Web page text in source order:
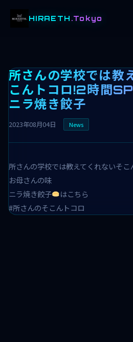
HIRAETH .Tokyo
所さんの学校では教
こんトコロ!2時間
ニラ焼き餃子
2023年08月04日 News
所さんの学校では教えてくれないそこ
お母さんの味
ニラ焼き餃子
はこちら
#所さんのそこんトコロ